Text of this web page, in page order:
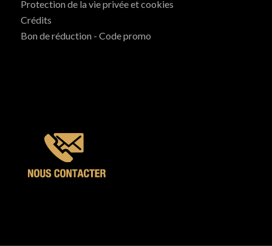
Protection de la vie privée et cookies
Crédits
Bon de réduction - Code promo